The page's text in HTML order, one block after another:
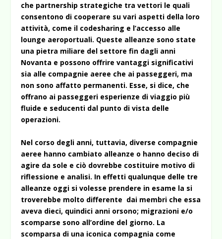
che partnership strategiche tra vettori le quali
consentono di cooperare su vari aspetti della loro
attività, come il codesharing e l’accesso alle
lounge aeroportuali. Queste alleanze sono state
una pietra miliare del settore fin dagli anni
Novanta e possono offrire vantaggi significativi
sia alle compagnie aeree che ai passeggeri, ma
non sono affatto permanenti. Esse, si dice, che
offrano ai passeggeri esperienze di viaggio più
fluide e seducenti dal punto di vista delle
operazioni.
Nel corso degli anni, tuttavia, diverse compagnie
aeree hanno cambiato alleanze o hanno deciso di
agire da sole e ciò dovrebbe costituire motivo di
riflessione e analisi. In effetti qualunque delle tre
alleanze oggi si volesse prendere in esame la si
troverebbe molto differente dai membri che essa
aveva dieci, quindici anni orsono; migrazioni e/o
scomparse sono all’ordine del giorno. La
scomparsa di una iconica compagnia come